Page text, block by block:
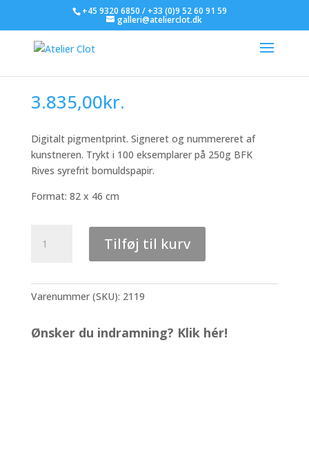
+45 9320 6850 / +33 (0)9 52 60 91 59
galleri@atelierclot.dk
3.835,00kr.
Digitalt pigmentprint. Signeret og nummereret af
kunstneren. Trykt i 100 eksemplarer på 250g BFK
Rives syrefrit bomuldspapir.
Format: 82 x 46 cm
6
Tilføj til kurv
Varenummer (SKU): 2119
Ønsker du indramning? Klik hér!